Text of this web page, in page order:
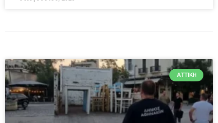
ΑΤΤΙΚΉ